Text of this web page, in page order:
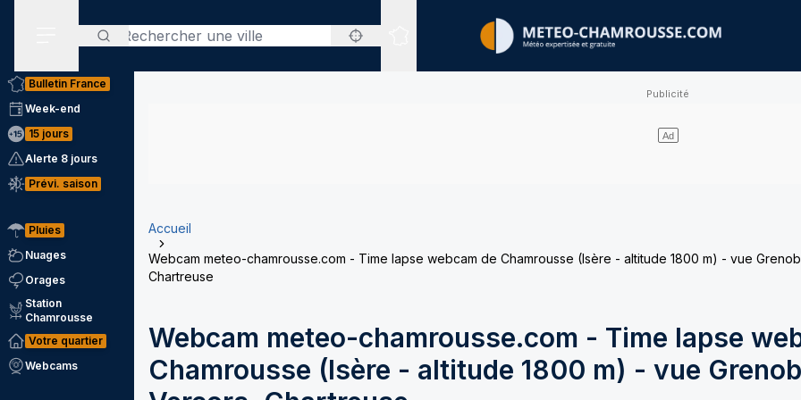
Rechercher
Sites expertisés
Bulletin France
Week-end
15 jours
Alerte 8 jours
Prévi. saison
Pluies
Nuages
Orages
Station
Chamrousse
Votre quartier
Webcams
Accueil
Webcam meteo-chamrousse.com - Time lapse webcam de Chamrousse (Isère - altitude 1800 m) - vue
Chartreuse
Webcam meteo-chamrousse.com - Time lapse
Chamrousse (Isère - altitude 1800 m) - vue